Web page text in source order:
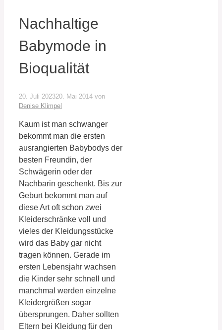
Nachhaltige
Babymode in
Bioqualität
20. Juli 202320. Mai 2014 von
Denise Klimpel
Kaum ist man schwanger
bekommt man die ersten
ausrangierten Babybodys der
besten Freundin, der
Schwägerin oder der
Nachbarin geschenkt. Bis zur
Geburt bekommt man auf
diese Art oft schon zwei
Kleiderschränke voll und
vieles der Kleidungsstücke
wird das Baby gar nicht
tragen können. Gerade im
ersten Lebensjahr wachsen
die Kinder sehr schnell und
manchmal werden einzelne
Kleidergrößen sogar
übersprungen. Daher sollten
Eltern bei Kleidung für den